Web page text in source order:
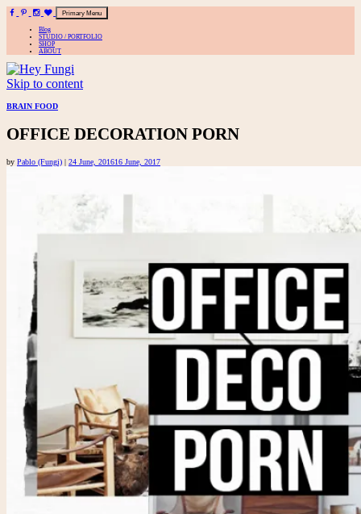
Primary Menu
Blog
STUDIO / PORTFOLIO
SHOP
ABOUT
A playful site for serious fashion: Blog / Shop / Studio
Skip to content
BRAIN FOOD
OFFICE DECORATION PORN
by Pablo (Fungi) | 24 June, 201616 June, 2017